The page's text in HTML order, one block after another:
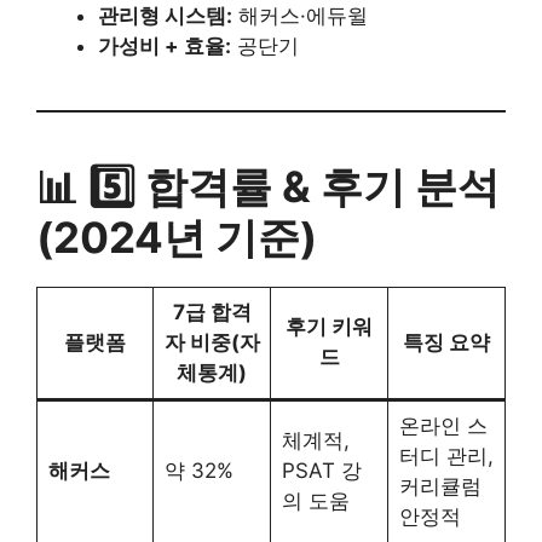
관리형 시스템: 해커스·에듀윌
가성비 + 효율: 공단기
📊 5️⃣ 합격률 & 후기 분석
(2024년 기준)
플랫폼
7급 합격
자 비중(자
체통계)
후기 키워
드
특징 요약
해커스 약 32%
체계적,
PSAT 강
의 도움
온라인 스
터디 관리,
커리큘럼
안정적